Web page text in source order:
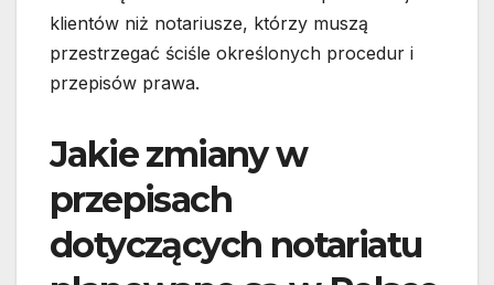
klientów niż notariusze, którzy muszą
przestrzegać ściśle określonych procedur i
przepisów prawa.
Jakie zmiany w
przepisach
dotyczących notariatu